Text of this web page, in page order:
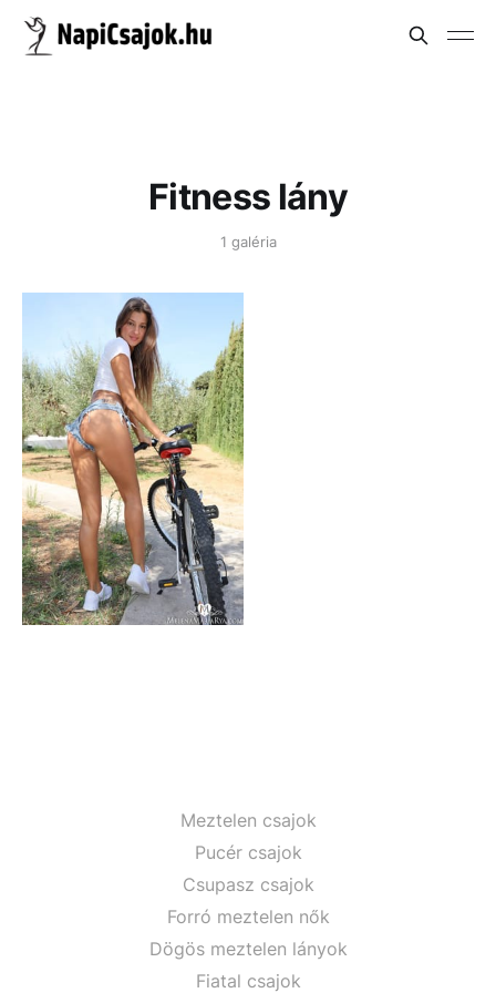
Fitness lány
1 galéria
Meztelen csajok
Pucér csajok
Csupasz csajok
Forró meztelen nők
Dögös meztelen lányok
Fiatal csajok